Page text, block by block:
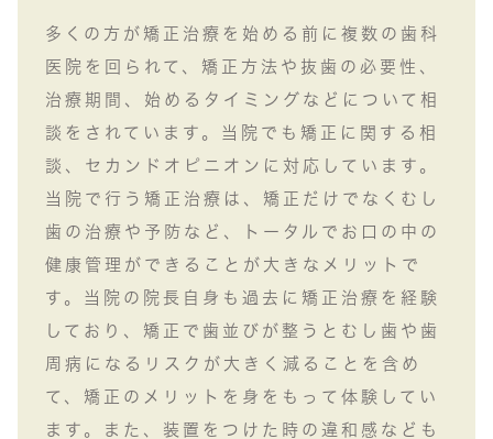
多くの方が矯正治療を始める前に複数の歯科
医院を回られて、矯正方法や抜歯の必要性、
治療期間、始めるタイミングなどについて相
談をされています。当院でも矯正に関する相
談、セカンドオピニオンに対応しています。
当院で行う矯正治療は、矯正だけでなくむし
歯の治療や予防など、トータルでお口の中の
健康管理ができることが大きなメリットで
す。当院の院長自身も過去に矯正治療を経験
しており、矯正で歯並びが整うとむし歯や歯
周病になるリスクが大きく減ることを含め
て、矯正のメリットを身をもって体験してい
ます。また、装置をつけた時の違和感なども